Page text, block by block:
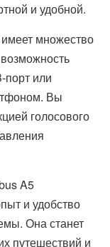
и удобной.
множество
порт или
Вы
голосового
A5
и удобство
Она станет
путешествий и